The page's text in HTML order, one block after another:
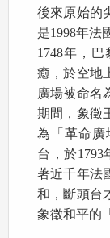
後來原始的
是1998年法
1748年，
癒，於空地
廣場被命名
期間，象徵
為「革命廣
台，於
著近千年法
和，斷頭台
象徵和平的